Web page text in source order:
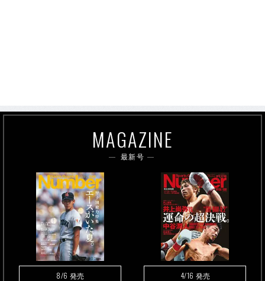
MAGAZINE
最新号
8/6 発売 4/16 発売